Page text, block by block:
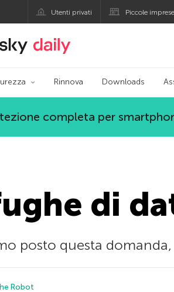
Utenti privati Piccole
Blog ufficiale di Kaspersky
Rinnova Downloads
completa per
di
posto questa domanda,
Robot